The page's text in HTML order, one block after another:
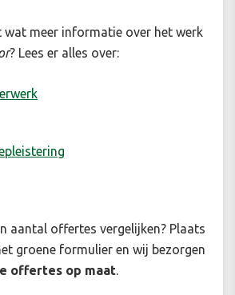
wat meer informatie over het werk
? Lees er alles over:
aantal offertes vergelijken? Plaats
groene formulier en wij bezorgen
offertes op maat.